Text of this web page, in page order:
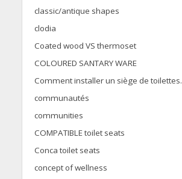
classic/antique shapes
clodia
Coated wood VS thermoset
COLOURED SANTARY WARE
Comment installer un siège de toilettes.
communautés
communities
COMPATIBLE toilet seats
Conca toilet seats
concept of wellness